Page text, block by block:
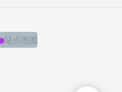
站点地图